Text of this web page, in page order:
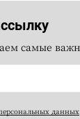
самые
данных